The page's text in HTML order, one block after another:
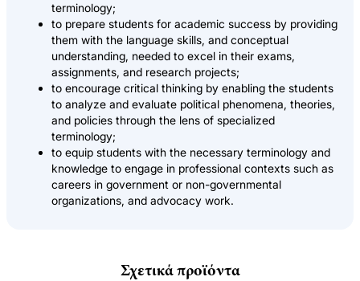
terminology;
to prepare students for academic success by providing
them with the language skills, and conceptual
understanding, needed to excel in their exams,
assignments, and research projects;
to encourage critical thinking by enabling the students
to analyze and evaluate political phenomena, theories,
and policies through the lens of specialized
terminology;
to equip students with the necessary terminology and
knowledge to engage in professional contexts such as
careers in government or non-governmental
organizations, and advocacy work.
Σχετικά προϊόντα